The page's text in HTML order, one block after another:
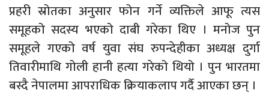
प्रहरी स्रोतका अनुसार फोन गर्ने व्यक्तिले आफू त्यस
समूहको सदस्य भएको दाबी गरेका थिए । मनोज पुन
समूहले गएको वर्ष युवा संघ रुपन्देहीका अध्यक्ष दुर्गा
तिवारीमाथि गोली हानी हत्या गरेको थियो । पुन भारतमा
बस्दै नेपालमा आपराधिक क्रियाकलाप गर्दै आएका छन् ।